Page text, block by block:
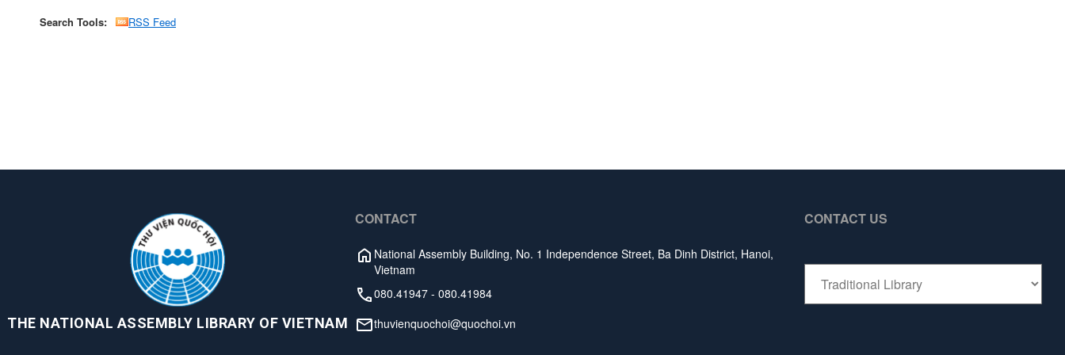
Search Tools: RSS Feed
THE NATIONAL ASSEMBLY LIBRARY OF VIETNAM
CONTACT
National Assembly Building, No. 1 Independence Street, Ba Dinh District, Hanoi,
Vietnam
080.41947 - 080.41984
thuvienquochoi@quochoi.vn
CONTACT US